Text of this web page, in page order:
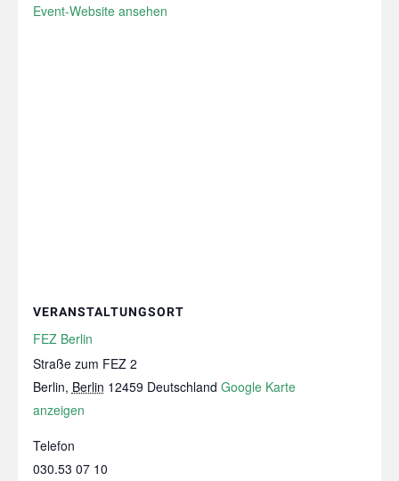
Event-Website ansehen
VERANSTALTUNGSORT
FEZ Berlin
Straße zum FEZ 2
Berlin, Berlin 12459 Deutschland Google Karte
anzeigen
Telefon
030.53 07 10